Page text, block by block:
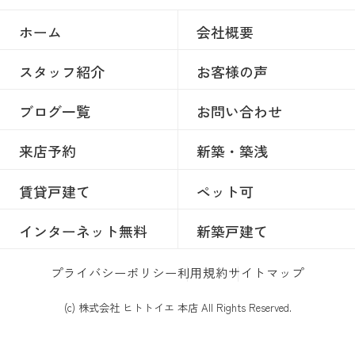
ホーム
会社概要
スタッフ紹介
お客様の声
ブログ一覧
お問い合わせ
来店予約
新築・築浅
賃貸戸建て
ペット可
インターネット無料
新築戸建て
プライバシーポリシー利用規約サイトマップ
(c) 株式会社 ヒトトイエ 本店 All Rights Reserved.